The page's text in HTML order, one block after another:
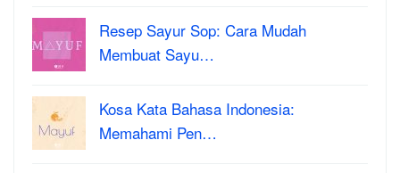
Resep Sayur Sop: Cara Mudah
Membuat Sayu…
Kosa Kata Bahasa Indonesia:
Memahami Pen…